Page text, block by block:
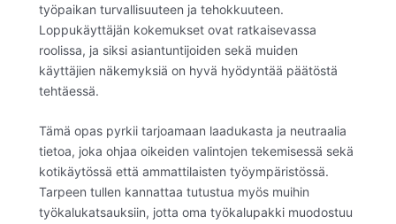
työpaikan turvallisuuteen ja tehokkuuteen.
Loppukäyttäjän kokemukset ovat ratkaisevassa
roolissa, ja siksi asiantuntijoiden sekä muiden
käyttäjien näkemyksiä on hyvä hyödyntää päätöstä
tehtäessä.
Tämä opas pyrkii tarjoamaan laadukasta ja neutraalia
tietoa, joka ohjaa oikeiden valintojen tekemisessä sekä
kotikäytössä että ammattilaisten työympäristössä.
Tarpeen tullen kannattaa tutustua myös muihin
työkalukatsauksiin, jotta oma työkalupakki muodostuu